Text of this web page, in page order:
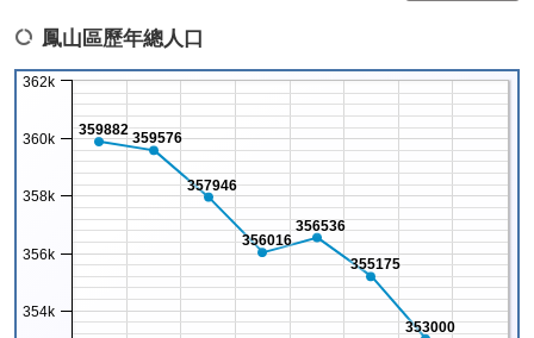
鳳山區歷年總人口
359882 359576
357946
356016
356536
355175
353000
354k
356k
358k
360k
362k